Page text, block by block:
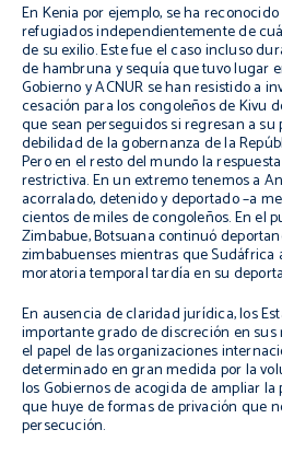
En Kenia por ejemplo, se ha
refugiados independientemente de
de su exilio. Este fue el caso incluso
de hambruna y sequía que tuvo lugar
Gobierno y ACNUR se han resistido a
cesación para los congoleños de Kivu
que sean perseguidos si regresan a su
debilidad de la gobernanza de la
Pero en el resto del mundo la
restrictiva. En un extremo tenemos a
acorralado, detenido y deportado –a
cientos de miles de congoleños. En el
Zimbabue, Botsuana continuó
zimbabuenses mientras que Sudáfrica
moratoria temporal tardía en su
En ausencia de claridad jurídica, los
importante grado de discreción en sus
el papel de las organizaciones
determinado en gran medida por la
los Gobiernos de acogida de ampliar
que huye de formas de privación que
persecución.